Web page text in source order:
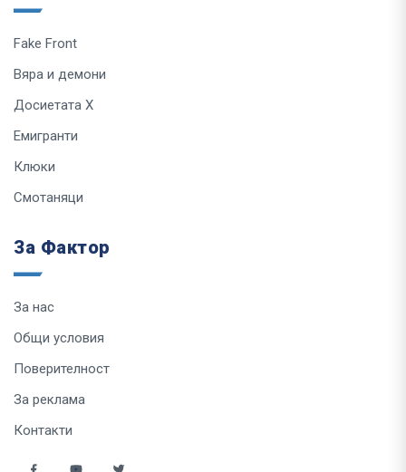
Fake Front
Вяра и демони
Досиетата Х
Емигранти
Клюки
Смотаняци
За Фактор
За нас
Общи условия
Поверителност
За реклама
Контакти